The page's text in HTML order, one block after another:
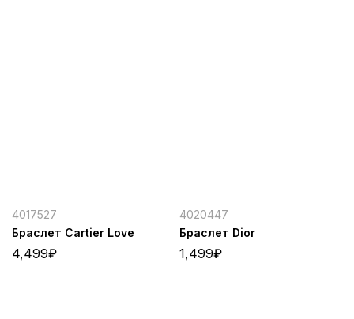
4017527
Браслет Cartier Love
4,499₽
4020447
Браслет Dior
1,499₽